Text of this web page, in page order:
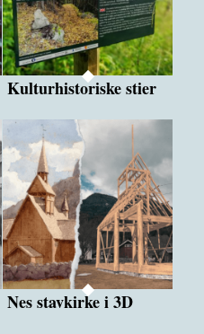
Kulturhistoriske stier
Nes stavkirke i 3D